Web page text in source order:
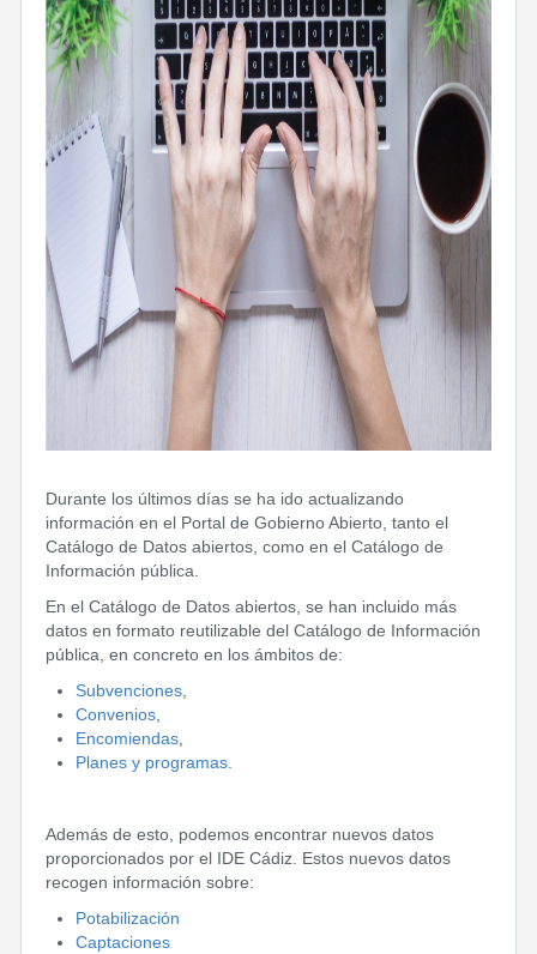
Durante los últimos días se ha ido actualizando
información en el Portal de Gobierno Abierto, tanto el
Catálogo de Datos abiertos, como en el Catálogo de
Información pública.
En el Catálogo de Datos abiertos, se han incluido más
datos en formato reutilizable del Catálogo de Información
pública, en concreto en los ámbitos de:
Subvenciones
Convenios
Encomiendas
Planes y programas.
Además de esto, podemos encontrar nuevos datos
proporcionados por el IDE Cádiz. Estos nuevos datos
recogen información sobre:
Potabilización
Captaciones